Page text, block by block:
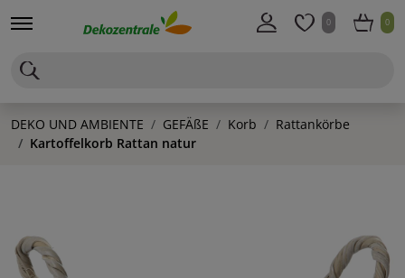
0 0
DEKO UND AMBIENTE GEFÄßE Korb
Rattankörbe
Kartoffelkorb Rattan natur